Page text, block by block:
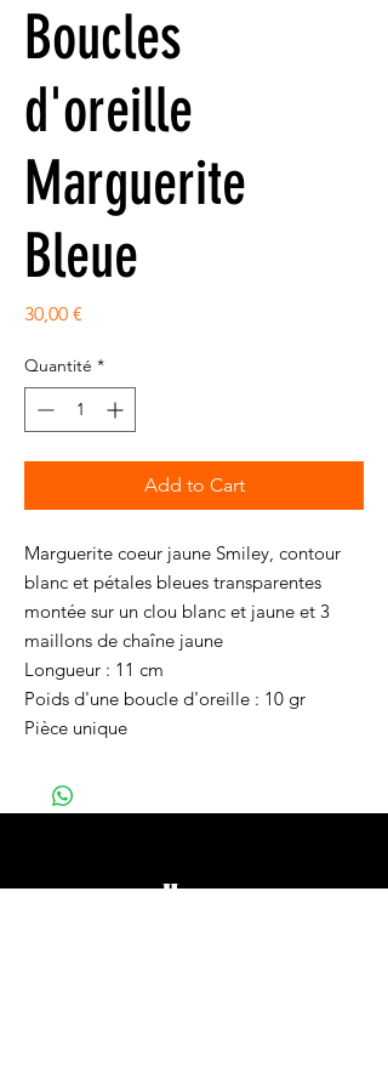
Boucles
d'oreille
Marguerite
Bleue
30,00 €
Quantité *
Add to Cart
Marguerite coeur jaune Smiley, contour
blanc et pétales bleues transparentes
montée sur un clou blanc et jaune et 3
maillons de chaîne jaune
Longueur : 11 cm
Poids d'une boucle d'oreille : 10 gr
Pièce unique
Home